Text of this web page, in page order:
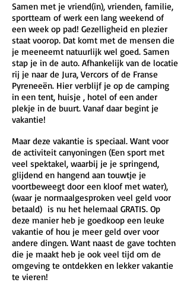
Samen met je vriend(in), vrienden, familie,
sportteam of werk een lang weekend of
een week op pad! Gezelligheid en plezier
staat voorop. Dat komt met de mensen die
je meeneemt natuurlijk wel goed. Samen
stap je in de auto. Afhankelijk van de locatie
rij je naar de Jura, Vercors of de Franse
Pyreneeën. Hier verblijf je op de camping
in een tent, huisje , hotel of een ander
plekje in de buurt. Vanaf daar begint je
vakantie!
Maar deze vakantie is speciaal. Want voor
de activiteit canyoningen (Een sport met
veel spektakel, waarbij je je springend,
glijdend en hangend aan touwtje je
voortbeweegt door een kloof met water),
(waar je normaalgesproken veel geld voor
betaald) is nu het helemaal GRATIS. Op
deze manier heb je goedkoop een leuke
vakantie of hou je meer geld over voor
andere dingen. Want naast de gave tochten
die je maakt heb je ook veel tijd om de
omgeving te ontdekken en lekker vakantie
te vieren!